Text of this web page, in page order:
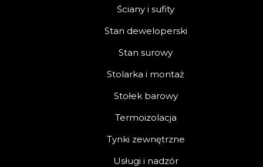
Ściany i sufity
Stan deweloperski
Stan surowy
Stolarka i montaż
Stołek barowy
Termoizolacja
Tynki zewnętrzne
Usługi i nadzór